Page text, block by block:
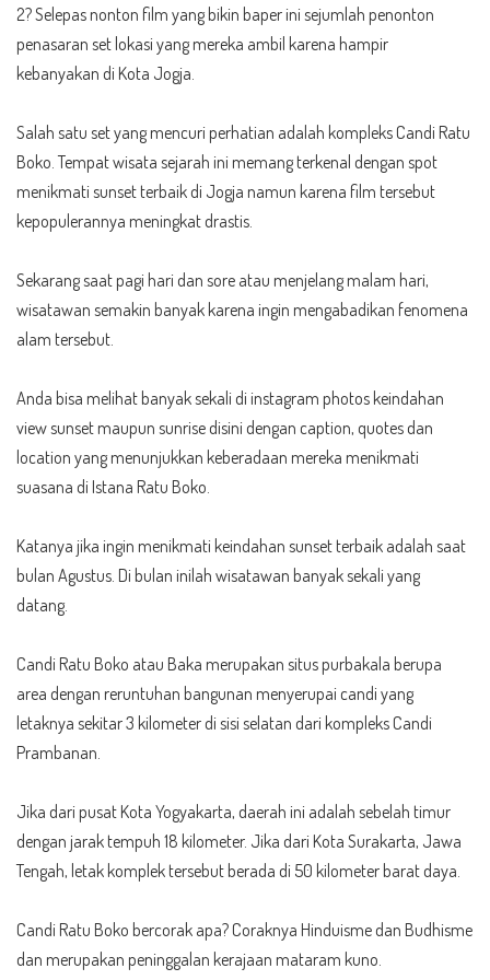
2? Selepas nonton film yang bikin baper ini sejumlah penonton
penasaran set lokasi yang mereka ambil karena hampir
kebanyakan di Kota Jogja.
Salah satu set yang mencuri perhatian adalah kompleks Candi Ratu
Boko. Tempat wisata sejarah ini memang terkenal dengan spot
menikmati sunset terbaik di Jogja namun karena film tersebut
kepopulerannya meningkat drastis.
Sekarang saat pagi hari dan sore atau menjelang malam hari,
wisatawan semakin banyak karena ingin mengabadikan fenomena
alam tersebut.
Anda bisa melihat banyak sekali di instagram photos keindahan
view sunset maupun sunrise disini dengan caption, quotes dan
location yang menunjukkan keberadaan mereka menikmati
suasana di Istana Ratu Boko.
Katanya jika ingin menikmati keindahan sunset terbaik adalah saat
bulan Agustus. Di bulan inilah wisatawan banyak sekali yang
datang.
Candi Ratu Boko atau Baka merupakan situs purbakala berupa
area dengan reruntuhan bangunan menyerupai candi yang
letaknya sekitar 3 kilometer di sisi selatan dari kompleks Candi
Prambanan.
Jika dari pusat Kota Yogyakarta, daerah ini adalah sebelah timur
dengan jarak tempuh 18 kilometer. Jika dari Kota Surakarta, Jawa
Tengah, letak komplek tersebut berada di 50 kilometer barat daya.
Candi Ratu Boko bercorak apa? Coraknya Hinduisme dan Budhisme
dan merupakan peninggalan kerajaan mataram kuno.